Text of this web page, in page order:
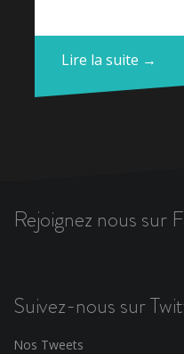
Lire la suite →
Rejoignez nous sur
Suivez-nous sur
Nos Tweets